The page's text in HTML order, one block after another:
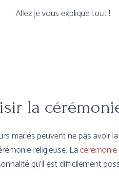
Allez je vous explique tout !
la
mariés peuvent ne pas avoir
religieuse. La
qu’il est difficilement